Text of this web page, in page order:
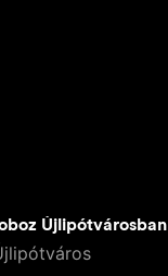
Újlipótvárosban